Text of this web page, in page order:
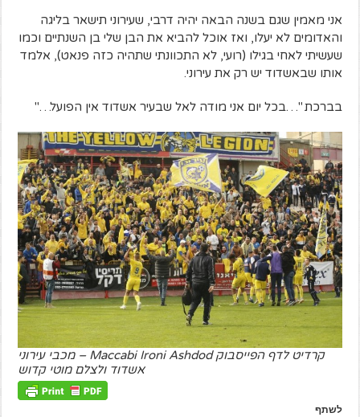
אני מאמין שגם בשנה הבאה יהיה דרבי, שעירוני תישאר בליגה
והאדומים לא יעלו, ואז אוכל להביא את הבן שלי בן השנתיים וכמו
שעשיתי לאחי בגילו (רועי, לא התכוונתי שתהיה כזה פנאט), אלמד
אותו שבאשדוד יש רק את עירוני.
בברכת "…בכל יום אני מודה לאל שבעיר אשדוד אין הפועל…"
קרדיט לדף הפייסבוק Maccabi Ironi Ashdod – מכבי עירוני
אשדוד ולצלם מוטי קדוש
לשתף